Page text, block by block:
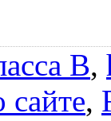
B,
сайте,